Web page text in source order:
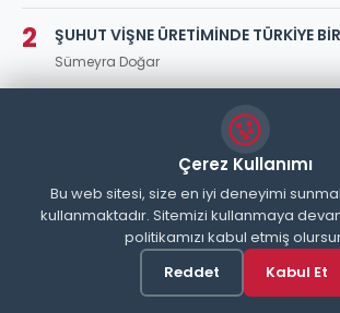
2 ŞUHUT VİŞNE ÜRETİMİNDE TÜRKİYE
Sümeyra Doğar
Şuhut Tek Yürek Oldu: Gökçe Bebek
Şuhut Anayurt Gazetesi
Çerez Kullanımı
Bu web sitesi, size en iyi deneyimi
kullanmaktadır. Sitemizi kullanmaya
politikamızı kabul etmiş
Reddet
Kabul Et